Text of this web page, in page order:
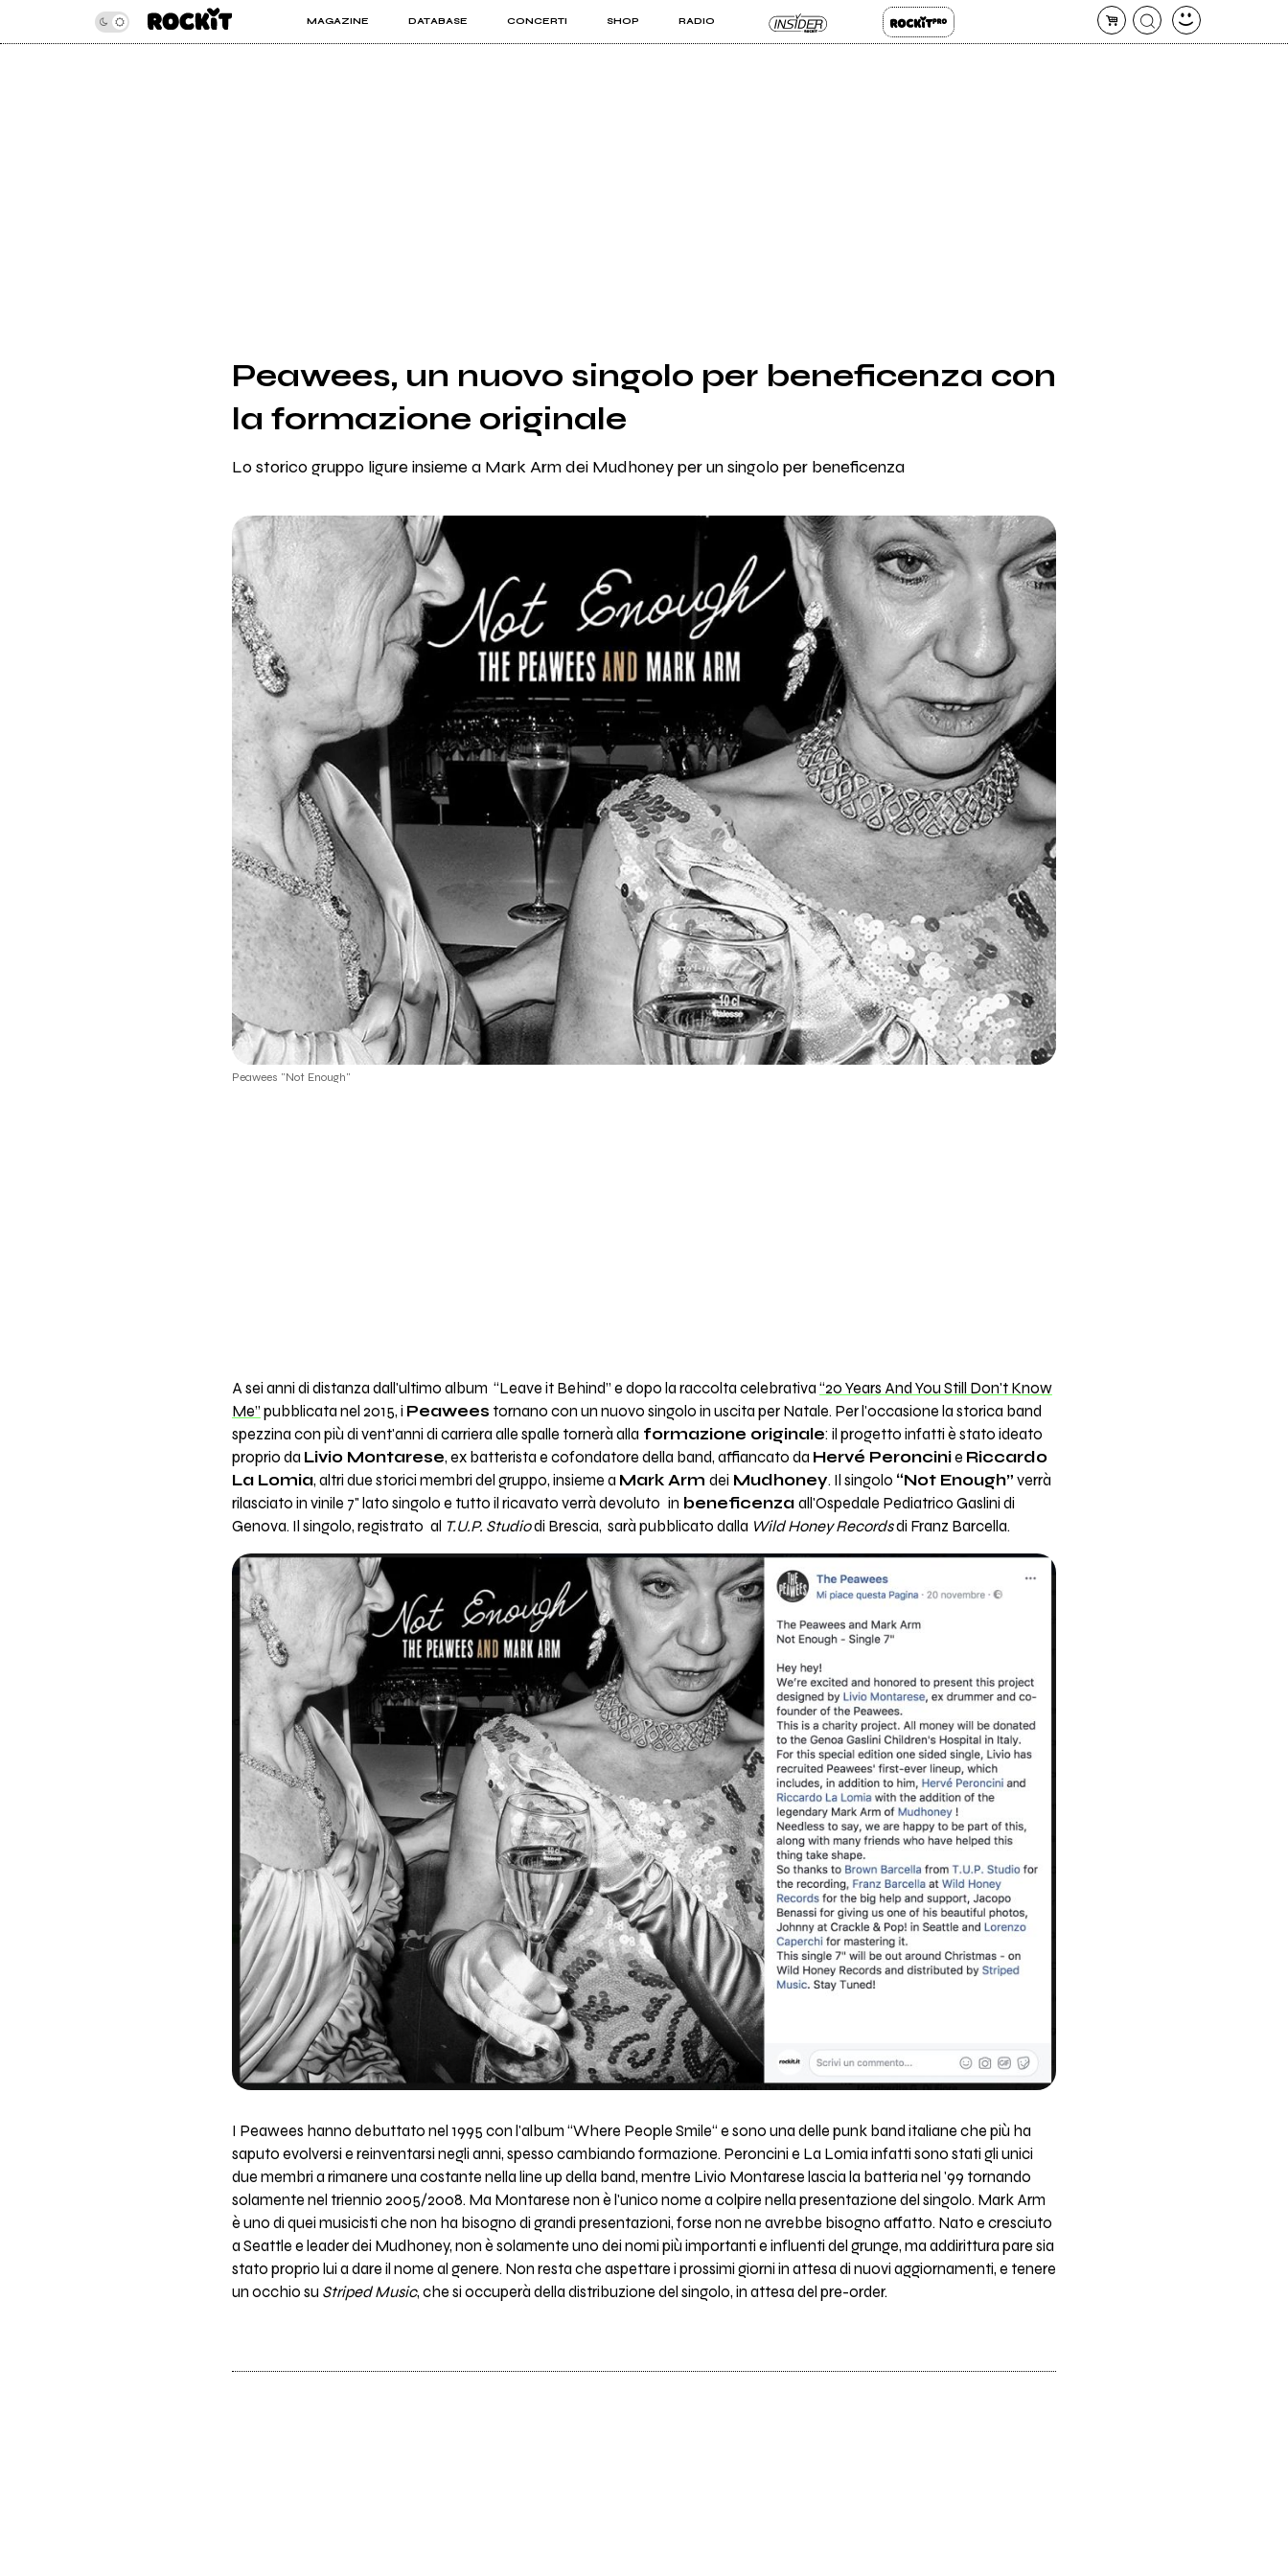
MAGAZINE DATABASE CONCERTI SHOP RADIO
INSIDER ROCKIT PRO
Peawees, un nuovo singolo per beneficenza con
la formazione originale
Lo storico gruppo ligure insieme a Mark Arm dei Mudhoney per un singolo per beneficenza
Peawees "Not Enough"
A sei anni di distanza dall'ultimo album “Leave it Behind” e dopo la raccolta celebrativa “20 Years And You Still Don't Know
Me” pubblicata nel 2015, i Peawees tornano con un nuovo singolo in uscita per Natale. Per l'occasione la storica band
spezzina con più di vent'anni di carriera alle spalle tornerà alla formazione originale: il progetto infatti è stato ideato
proprio da Livio Montarese, ex batterista e cofondatore della band, affiancato da Hervé Peroncinie Riccardo
La Lomia, altri due storici membri del gruppo, insieme a Mark Arm dei Mudhoney. Il singolo “Not Enough” verrà
rilasciato in vinile 7" lato singolo e tutto il ricavato verrà devoluto in beneficenza all'Ospedale Pediatrico Gaslini di
Genova. Il singolo, registrato al T.U.P. Studiodi Brescia, sarà pubblicato dalla Wild Honey Recordsdi Franz Barcella.
I Peawees hanno debuttato nel 1995 con l'album “Where People Smile“ e sono una delle punk band italiane che più ha
saputo evolversi e reinventarsi negli anni, spesso cambiando formazione. Peroncini e La Lomia infatti sono stati gli unici
due membri a rimanere una costante nella line up della band, mentre Livio Montarese lascia la batteria nel '99 tornando
solamente nel triennio 2005/2008. Ma Montarese non è l'unico nome a colpire nella presentazione del singolo. Mark Arm
è uno di quei musicisti che non ha bisogno di grandi presentazioni, forse non ne avrebbe bisogno affatto. Nato e cresciuto
a Seattle e leader dei Mudhoney, non è solamente uno dei nomi più importanti e influenti del grunge, ma addirittura pare sia
stato proprio lui a dare il nome al genere. Non resta che aspettare i prossimi giorni in attesa di nuovi aggiornamenti, e tenere
un occhio su Striped Music, che si occuperà della distribuzione del singolo, in attesa del pre-order.